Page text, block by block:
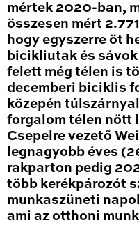
mértek 2020-ban,
összesen mért
hogy egyszerre öt
bicikliutak és
felett még télen is
decemberi biciklis
közepén
forgalom télen nőtt
Csepelre vezető
legnagyobb éves
rakparton pedig
több kerékpározót
munkaszüneti
ami az otthoni